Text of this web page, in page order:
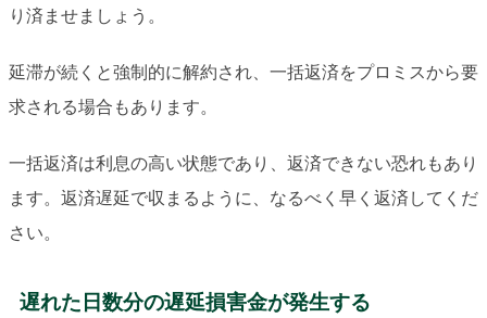
り済ませましょう。
延滞が続くと強制的に解約され、一括返済をプロミスから要
求される場合もあります。
一括返済は利息の高い状態であり、返済できない恐れもあり
ます。返済遅延で収まるように、なるべく早く返済してくだ
さい。
遅れた日数分の遅延損害金が発生する